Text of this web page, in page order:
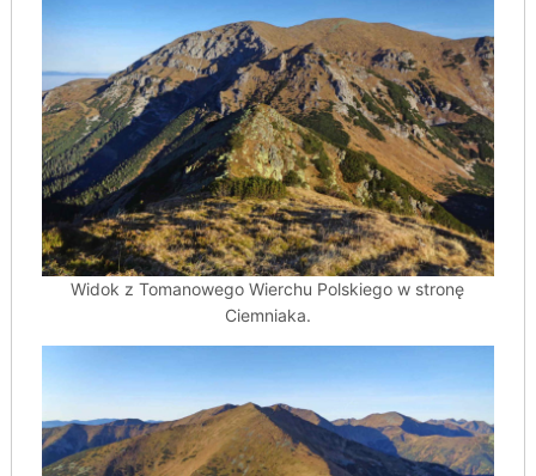
Widok z Tomanowego Wierchu Polskiego w stronę
Ciemniaka.